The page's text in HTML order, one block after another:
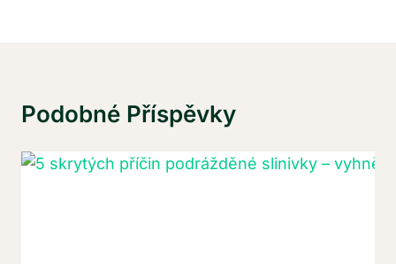
Podobné Příspěvky